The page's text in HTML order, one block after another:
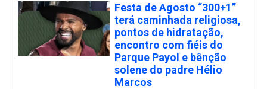
Festa de Agosto “300+1”
terá caminhada religiosa,
pontos de hidratação,
encontro com fiéis do
Parque Payol e bênção
solene do padre Hélio
Marcos